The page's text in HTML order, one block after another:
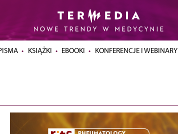
KSIĄŻKI EBOOKI KONFERENCJE I WEBINARY